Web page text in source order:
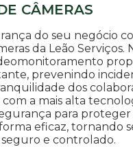
CÂMERAS
do seu negócio
da Leão Serviços.
prevenindo
dos
a mais alta
para proteger
eficaz, tornando
e controlado.